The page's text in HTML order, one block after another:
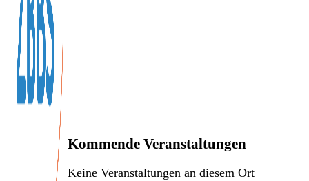
Kommende Veranstaltungen
Keine Veranstaltungen an diesem Ort